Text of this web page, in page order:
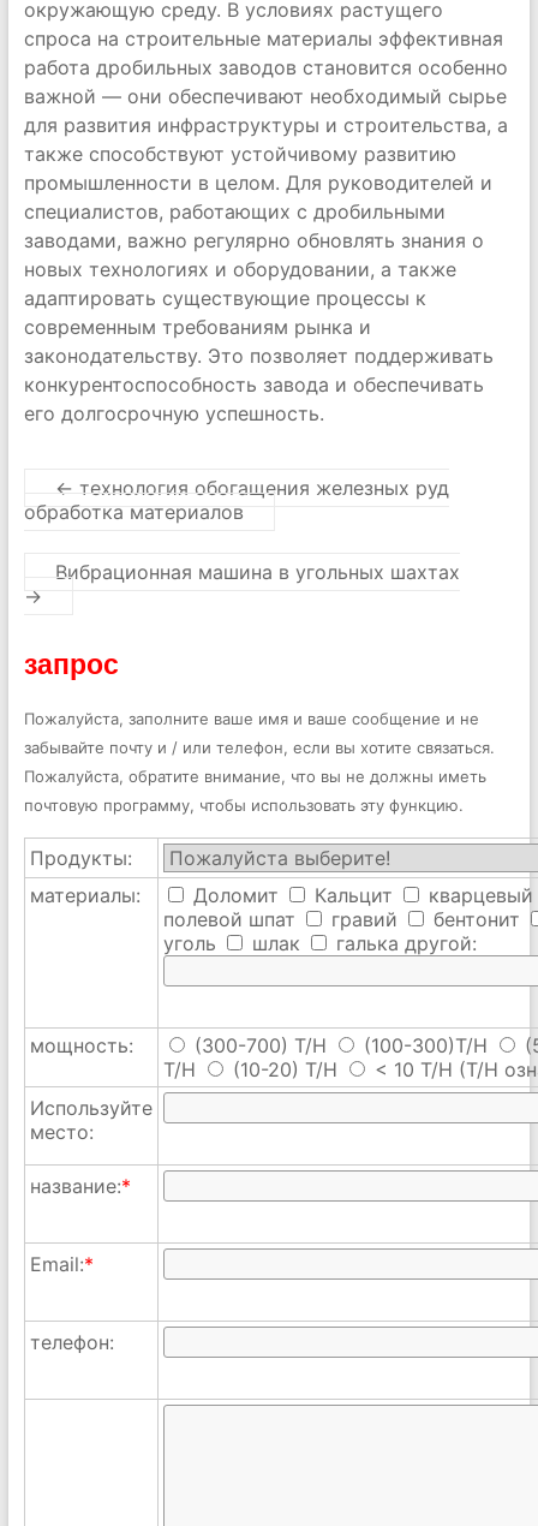
окружающую среду. В условиях растущего
спроса на строительные материалы эффективная
работа дробильных заводов становится особенно
важной — они обеспечивают необходимый сырье
для развития инфраструктуры и строительства, а
также способствуют устойчивому развитию
промышленности в целом. Для руководителей и
специалистов, работающих с дробильными
заводами, важно регулярно обновлять знания о
новых технологиях и оборудовании, а также
адаптировать существующие процессы к
современным требованиям рынка и
законодательству. Это позволяет поддерживать
конкурентоспособность завода и обеспечивать
его долгосрочную успешность.
← технология обогащения железных руд
обработка материалов
Вибрационная машина в угольных шахтах
→
запрос
Пожалуйста, заполните ваше имя и ваше сообщение и не
забывайте почту и / или телефон, если вы хотите связаться.
Пожалуйста, обратите внимание, что вы не должны иметь
почтовую программу, чтобы использовать эту функцию.
Продукты:
материалы:
Доломит Кальцит
кварцевый
полевой шпат
гравий
бентонит
уголь
шлак галька другой:
мощность: (300-700) T/H (100-300)T/H
T/H
(10-20) T/H < 10 T/H (T/H
Используйте
место:
название:*
Email:*
телефон: